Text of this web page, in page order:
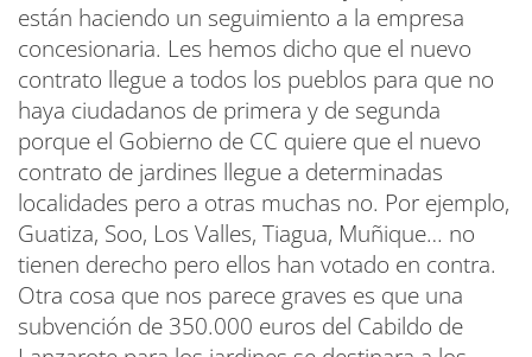
están haciendo un seguimiento a la empresa
concesionaria. Les hemos dicho que el nuevo
contrato llegue a todos los pueblos para que no
haya ciudadanos de primera y de segunda
porque el Gobierno de CC quiere que el nuevo
contrato de jardines llegue a determinadas
localidades pero a otras muchas no. Por ejemplo,
Guatiza, Soo, Los Valles, Tiagua, Muñique… no
tienen derecho pero ellos han votado en contra.
Otra cosa que nos parece graves es que una
subvención de 350.000 euros del Cabildo de